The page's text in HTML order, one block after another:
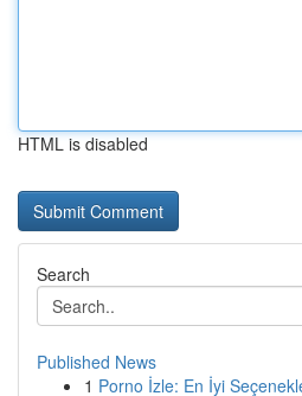
HTML is disabled
Search
Published News
1 Porno İzle: En İyi